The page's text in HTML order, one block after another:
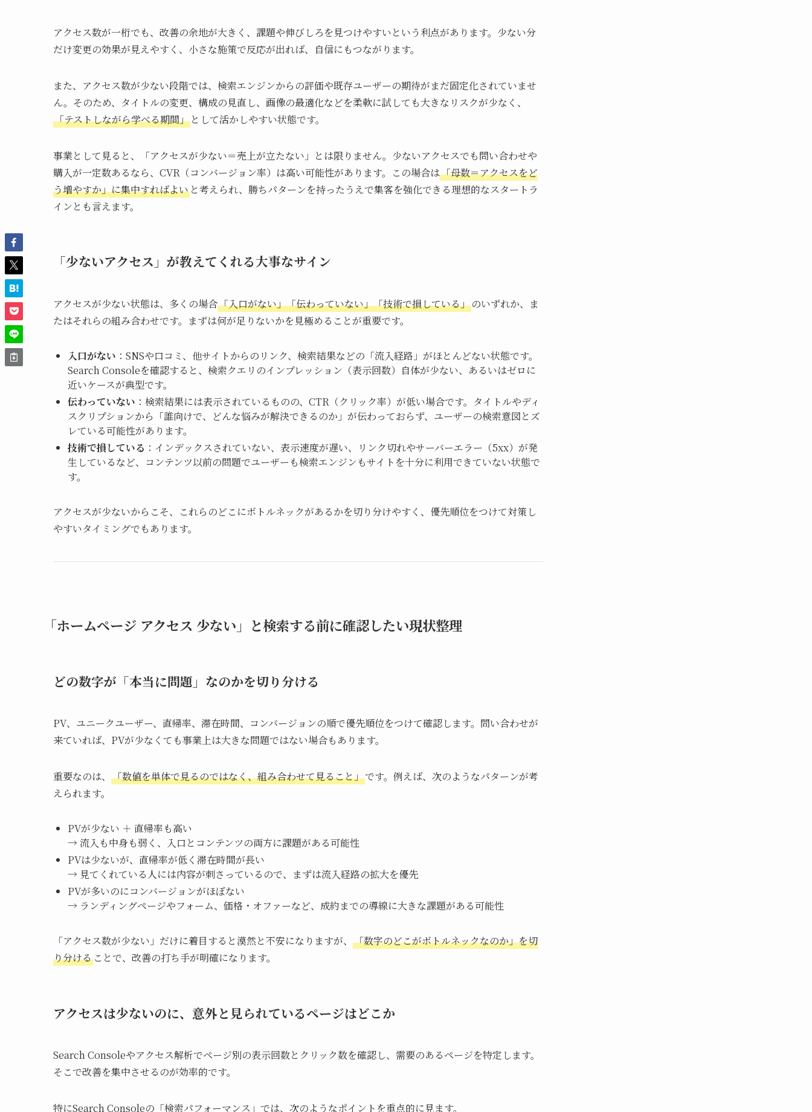
アクセス数が一桁でも、改善の余地が大きく、課題や伸びしろを見つけやすいという利点があります。少ない分
だけ変更の効果が見えやすく、小さな施策で反応が出れば、自信にもつながります。
また、アクセス数が少ない段階では、検索エンジンからの評価や既存ユーザーの期待がまだ固定化されていませ
ん。そのため、タイトルの変更、構成の見直し、画像の最適化などを柔軟に試しても大きなリスクが少なく、
「テストしながら学べる期間」 として活かしやすい状態です。
事業として見ると、「アクセスが少ない＝売上が立たない」とは限りません。少ないアクセスでも問い合わせや
購入が一定数あるなら、CVR（コンバージョン率）は高い可能性があります。この場合は「母数＝アクセスをど
う増やすか」に集中すればよい と考えられ、勝ちパターンを持ったうえで集客を強化できる理想的なスタートラ
インとも言えます。
「少ないアクセス」が教えてくれる大事なサイン
アクセスが少ない状態は、多くの場合「入口がない」「伝わっていない」「技術で損している」のいずれか、ま
たはそれらの組み合わせです。まずは何が足りないかを見極めることが重要です。
入口がない ：SNSや口コミ、他サイトからのリンク、検索結果などの「流入経路」がほとんどない状態です。
Search Consoleを確認すると、検索クエリのインプレッション（表示回数）自体が少ない、あるいはゼロに
近いケースが典型です。
伝わっていない ：検索結果には表示されているものの、CTR（クリック率）が低い場合です。タイトルやディ
スクリプションから「誰向けで、どんな悩みが解決できるのか」が伝わっておらず、ユーザーの検索意図とズ
レている可能性があります。
技術で損している ：インデックスされていない、表示速度が遅い、リンク切れやサーバーエラー（5xx）が発
生しているなど、コンテンツ以前の問題でユーザーも検索エンジンもサイトを十分に利用できていない状態で
す。
アクセスが少ないからこそ、これらのどこにボトルネックがあるかを切り分けやすく、優先順位をつけて対策し
やすいタイミングでもあります。
「ホームページ アクセス 少ない」と検索する前に確認したい現状整理
どの数字が「本当に問題」なのかを切り分ける
PV、ユニークユーザー、直帰率、滞在時間、コンバージョンの順で優先順位をつけて確認します。問い合わせが
来ていれば、PVが少なくても事業上は大きな問題ではない場合もあります。
重要なのは、 「数値を単体で見るのではなく、組み合わせて見ること」です。例えば、次のようなパターンが考
えられます。
PVが少ない ＋ 直帰率も高い
→ 流入も中身も弱く、入口とコンテンツの両方に課題がある可能性
PVは少ないが、直帰率が低く滞在時間が長い
→ 見てくれている人には内容が刺さっているので、まずは流入経路の拡大を優先
PVが多いのにコンバージョンがほぼない
→ ランディングページやフォーム、価格・オファーなど、成約までの導線に大きな課題がある可能性
「アクセス数が少ない」だけに着目すると漠然と不安になりますが、 「数字のどこがボトルネックなのか」を切
り分ける ことで、改善の打ち手が明確になります。
アクセスは少ないのに、意外と見られているページはどこか
Search Consoleやアクセス解析でページ別の表示回数とクリック数を確認し、需要のあるページを特定します。
そこで改善を集中させるのが効率的です。
特にSearch Consoleの「検索パフォーマンス」では、次のようなポイントを重点的に見ます。